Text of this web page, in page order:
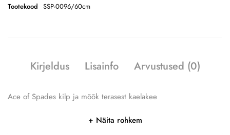
Tootekood SSP-0096/60cm
Kirjeldus Lisainfo Arvustused (0)
Ace of Spades kilp ja mõõk terasest kaelakee
Näita rohkem